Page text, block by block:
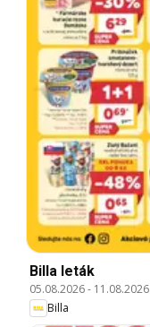
Billa leták
05.08.2026- 11.08.2026
Billa